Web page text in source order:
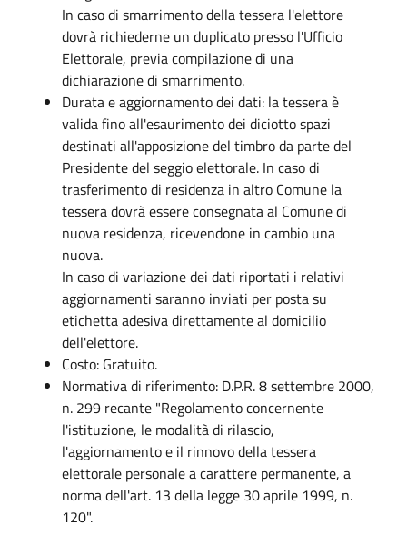
In caso di smarrimento della tessera l'elettore
dovrà richiederne un duplicato presso l'Ufficio
Elettorale, previa compilazione di una
dichiarazione di smarrimento.
Durata e aggiornamento dei dati: la tessera è
valida fino all'esaurimento dei diciotto spazi
destinati all'apposizione del timbro da parte del
Presidente del seggio elettorale. In caso di
trasferimento di residenza in altro Comune la
tessera dovrà essere consegnata al Comune di
nuova residenza, ricevendone in cambio una
nuova.
In caso di variazione dei dati riportati i relativi
aggiornamenti saranno inviati per posta su
etichetta adesiva direttamente al domicilio
dell'elettore.
Costo: Gratuito.
Normativa di riferimento: D.P.R. 8 settembre 2000,
n. 299 recante "Regolamento concernente
l'istituzione, le modalità di rilascio,
l'aggiornamento e il rinnovo della tessera
elettorale personale a carattere permanente, a
norma dell'art. 13 della legge 30 aprile 1999, n.
120".